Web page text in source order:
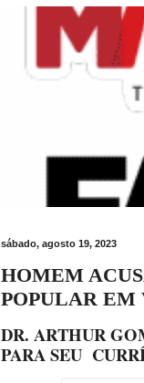
sábado, agosto 19, 2023
HOMEM
POPULAR
DR. ARTHUR
PARA SEU